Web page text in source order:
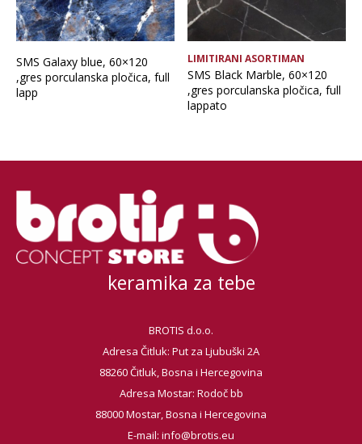
SMS Galaxy blue, 60×120
,gres porculanska pločica, full
lapp
LIMITIRANI ASORTIMAN
SMS Black Marble, 60×120
,gres porculanska pločica, full
lappato
keramika za tebe
BROTIS d.o.o.
Adresa Čitluk: Put za Ljubuški 2A
88260 Čitluk, Bosna i Hercegovina
Adresa Mostar: Rodoč bb
88000 Mostar, Bosna i Hercegovina
E-mail: info@brotis.eu